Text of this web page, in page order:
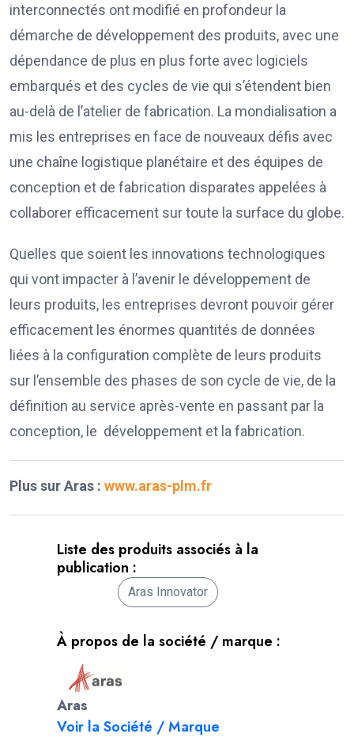
interconnectés ont modifié en profondeur la
démarche de développement des produits, avec une
dépendance de plus en plus forte avec logiciels
embarqués et des cycles de vie qui s’étendent bien
au-delà de l’atelier de fabrication. La mondialisation a
mis les entreprises en face de nouveaux défis avec
une chaîne logistique planétaire et des équipes de
conception et de fabrication disparates appelées à
collaborer efficacement sur toute la surface du globe.
Quelles que soient les innovations technologiques
qui vont impacter à l’avenir le développement de
leurs produits, les entreprises devront pouvoir gérer
efficacement les énormes quantités de données
liées à la configuration complète de leurs produits
sur l’ensemble des phases de son cycle de vie, de la
définition au service après-vente en passant par la
conception, le développement et la fabrication.
Plus sur Aras : www.aras-plm.fr
Liste des produits associés à la
publication :
Aras Innovator
À propos de la société / marque :
Aras
Voir la Société / Marque